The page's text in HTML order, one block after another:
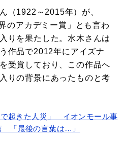
（1922～2015年）が、
のアカデミー賞」とも言わ
りを果たした。水木さんは
作品で2012年にアイズナ
受賞しており、この作品へ
りの背景にあったものと考
で起きた人災」 イオンモール事
「最後の言葉は…」